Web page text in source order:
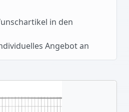
in den
Angebot an